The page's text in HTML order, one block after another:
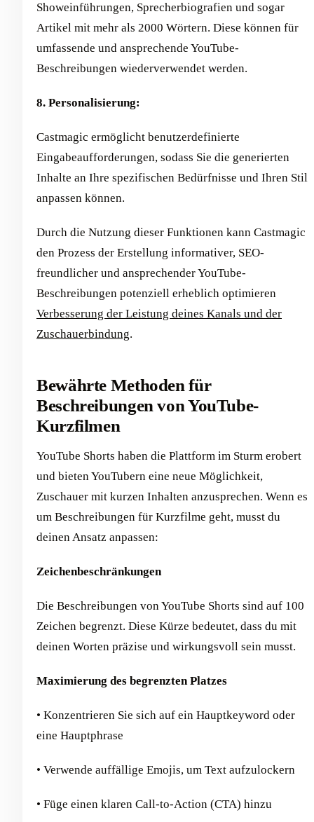
Showeinführungen, Sprecherbiografien und sogar
Artikel mit mehr als 2000 Wörtern. Diese können für
umfassende und ansprechende YouTube-
Beschreibungen wiederverwendet werden.
8. Personalisierung:
Castmagic ermöglicht benutzerdefinierte
Eingabeaufforderungen, sodass Sie die generierten
Inhalte an Ihre spezifischen Bedürfnisse und Ihren Stil
anpassen können.
Durch die Nutzung dieser Funktionen kann Castmagic
den Prozess der Erstellung informativer, SEO-
freundlicher und ansprechender YouTube-
Beschreibungen potenziell erheblich optimieren
Verbesserung der Leistung deines Kanals und der
Zuschauerbindung.
Bewährte Methoden für
Beschreibungen von YouTube-
Kurzfilmen
YouTube Shorts haben die Plattform im Sturm erobert
und bieten YouTubern eine neue Möglichkeit,
Zuschauer mit kurzen Inhalten anzusprechen. Wenn es
um Beschreibungen für Kurzfilme geht, musst du
deinen Ansatz anpassen:
Zeichenbeschränkungen
Die Beschreibungen von YouTube Shorts sind auf 100
Zeichen begrenzt. Diese Kürze bedeutet, dass du mit
deinen Worten präzise und wirkungsvoll sein musst.
Maximierung des begrenzten Platzes
• Konzentrieren Sie sich auf ein Hauptkeyword oder
eine Hauptphrase
• Verwende auffällige Emojis, um Text aufzulockern
• Füge einen klaren Call-to-Action (CTA) hinzu